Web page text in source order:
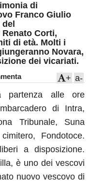
di
Franco Giulio
Corti,
di età. Molti i
Novara,
dei vicariati.
a-
+
partenza alle ore
di Intra,
Tribunale, Suna
Fondotoce.
a disposizione.
è uno dei vescovi
nuovo vescovo di